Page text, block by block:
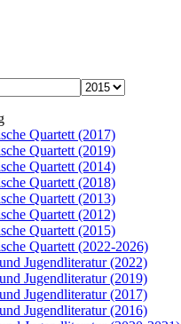
Quartett (2017)
Quartett (2019)
Quartett (2014)
Quartett (2018)
Quartett (2013)
Quartett (2012)
Quartett (2015)
Quartett (2022-2026)
Jugendliteratur(2022)
Jugendliteratur(2019)
Jugendliteratur(2017)
Jugendliteratur(2016)